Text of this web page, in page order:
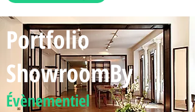
Portfolio
ShowroomBy
Évènementiel